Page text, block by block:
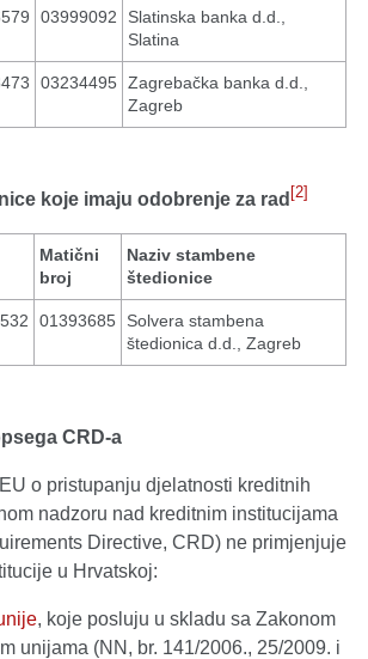
03999092
Slatinska banka d.d.,
Slatina
03234495 Zagrebačka banka d.d.,
Zagreb
koje imaju odobrenje za rad [2]
Matični
broj
Naziv stambene
štedionice
01393685
Solvera stambena
štedionica d.d., Zagreb
CRD-a
o pristupanju djelatnosti kreditnih
nadzoru nad kreditnim institucijama
Directive, CRD) ne primjenjuje
u Hrvatskoj:
, koje posluju u skladu sa Zakonom
unijama (NN, br. 141/2006., 25/2009. i